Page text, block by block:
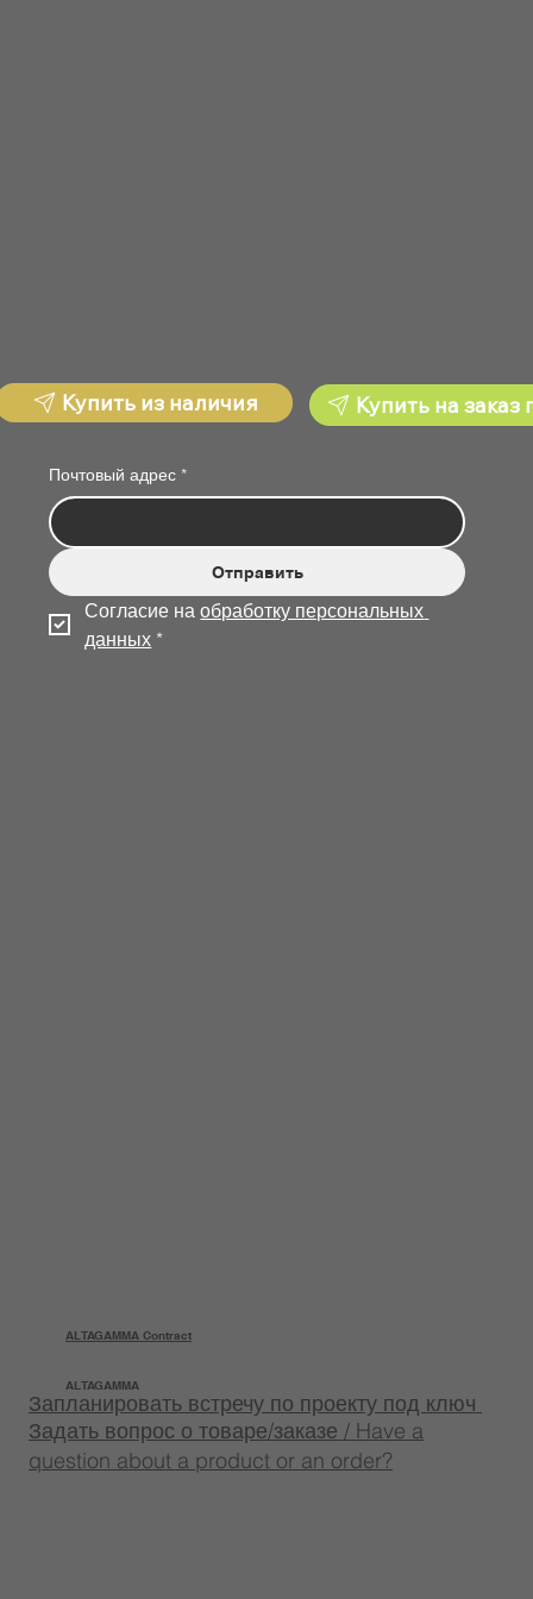
Почтовый адрес *
Отправить
Согласие на обработку персональных
данных *
Купить из наличия Купить на
ALTAGAMMA
Задать вопрос о товаре/заказе / Have a
question about a product or an order?
ALTAGAMMA Contract
Запланировать встречу по проекту под ключ